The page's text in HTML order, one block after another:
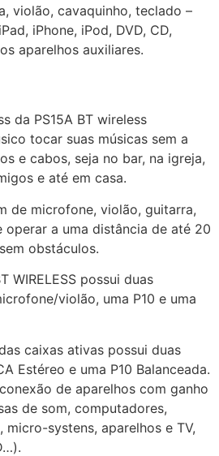
violão, cavaquinho, teclado –
iPhone, iPod, DVD, CD,
aparelhos auxiliares.
da PS15A BT wireless
tocar suas músicas sem a
e cabos, seja no bar, na igreja,
e até em casa.
de microfone, violão, guitarra,
operar a uma distância de até 20
obstáculos.
WIRELESS possui duas
violão, uma P10 e uma
caixas ativas possui duas
Estéreo e uma P10 Balanceada.
de aparelhos com ganho
de som, computadores,
micro-systens, aparelhos e TV,